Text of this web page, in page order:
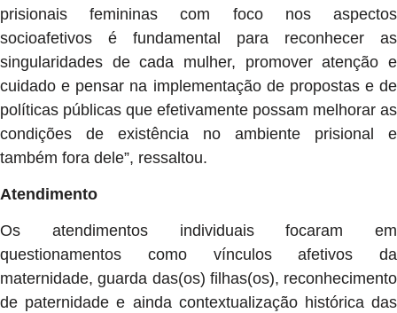
prisionais femininas com foco nos aspectos
socioafetivos é fundamental para reconhecer as
singularidades de cada mulher, promover atenção e
cuidado e pensar na implementação de propostas e de
políticas públicas que efetivamente possam melhorar as
condições de existência no ambiente prisional e
também fora dele”, ressaltou.
Atendimento
Os atendimentos individuais focaram em
questionamentos como vínculos afetivos da
maternidade, guarda das(os) filhas(os), reconhecimento
de paternidade e ainda contextualização histórica das